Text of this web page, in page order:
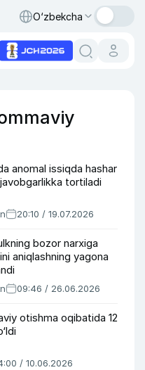
O‘zbekcha
anomal issiqda hashar
tortiladi
20:10 / 19.07.2026
bozor narxiga
aniqlashning yagona
09:46 / 26.06.2026
otishma oqibatida 12
/ 10.06.2026